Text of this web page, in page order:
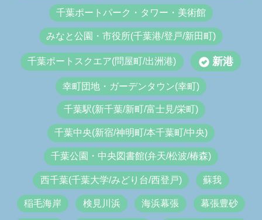
千葉ポートパーク・タワー・美術館
みなと公園・市役所(千葉港/登戸/新田町)
千葉ポートスクエア(問屋町/出洲港) 新港
幸町団地・ガーデンタウン(幸町)
千葉駅(新千葉/新町/富士見/栄町)
千葉中央(新宿/神明町/本千葉町/中央)
千葉公園・中央図書館(弁天/松波/椿森)
西千葉(千葉大学/みどり台/西登戸) 蘇我
稲毛海岸 検見川浜 海浜幕張 幕張豊砂